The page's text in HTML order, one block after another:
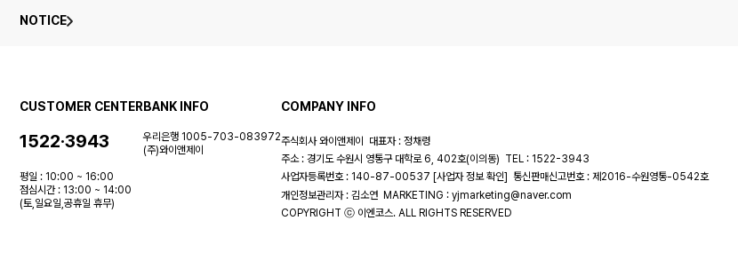
NOTICE
CUSTOMER CENTER
1522·3943
평일 : 10:00 ~ 16:00
점심시간 : 13:00 ~ 14:00
(토,일요일,공휴일 휴무)
BANK INFO
우리은행 1005-703-083972
(주)와이앤제이
COMPANY INFO
주식회사 와이앤제이
대표자 : 정채령
주소 : 경기도 수원시 영통구 대학로 6, 402호(이의동) TEL : 1522-3943
사업자등록번호 : 140-87-00537 [사업자 정보 확인] 통신판매신고번호 : 제2016-수원영통-0542호
개인정보관리자 : 김소연 MARKETING : yjmarketing@naver.com
COPYRIGHT ⓒ 이엔코스. ALL RIGHTS RESERVED